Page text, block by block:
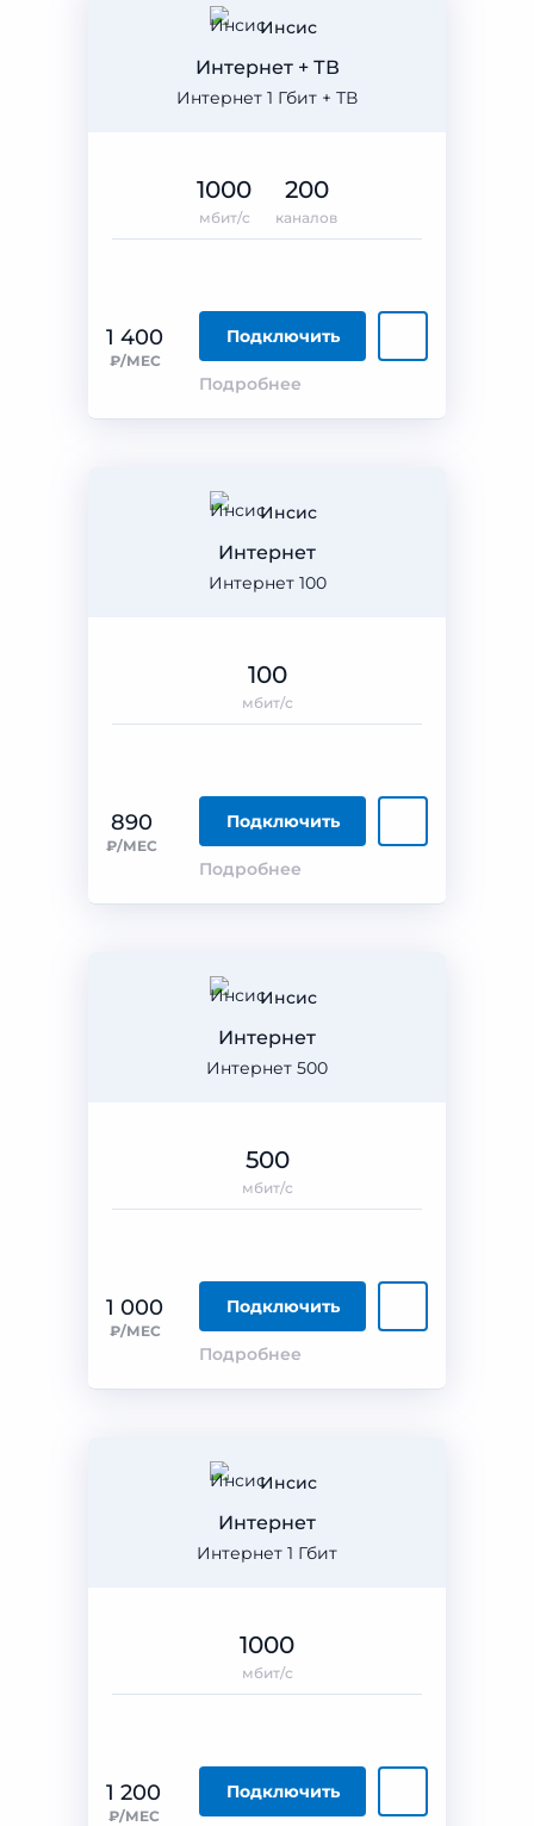
Инсис
Интернет 1 Гбит + ТВ
Интернет + ТВ
1 400
₽/МЕС
Подключить
Подробнее
1000
мбит/с
200
каналов
Инсис
Интернет 100
Интернет
890
₽/МЕС
Подключить
Подробнее
100
мбит/с
Инсис
Интернет 500
Интернет
1 000
₽/МЕС
Подключить
Подробнее
500
мбит/с
Инсис
Интернет 1 Гбит
Интернет
1 200
₽/МЕС
Подключить
1000
мбит/с